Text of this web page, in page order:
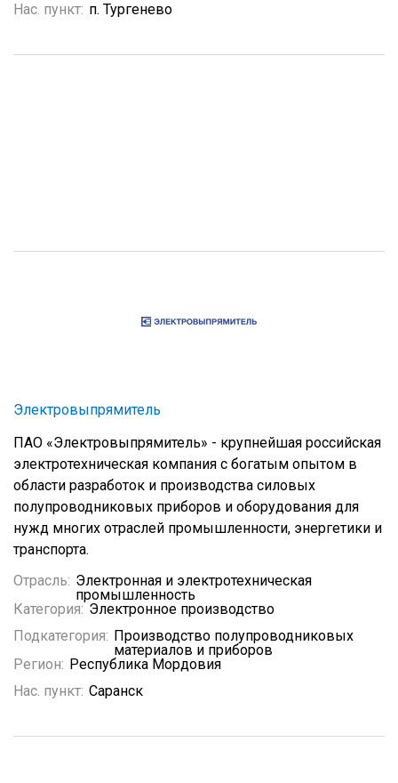
Нас. пункт: п. Тургенево
Электровыпрямитель
ПАО «Электровыпрямитель» - крупнейшая российская
электротехническая компания с богатым опытом в
области разработок и производства силовых
полупроводниковых приборов и оборудования для
нужд многих отраслей промышленности, энергетики и
транспорта.
Отрасль: Электронная и электротехническая
промышленность
Категория: Электронное производство
Подкатегория: Производство полупроводниковых
материалов и приборов
Регион: Республика Мордовия
Нас. пункт: Саранск